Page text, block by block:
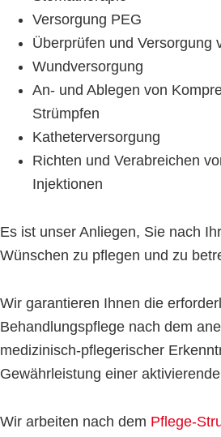
Versorgung PEG
Überprüfen und Versorgung
Wundversorgung
An- und Ablegen von
Strümpfen
Katheterversorgung
Richten und Verabreichen
Injektionen
Es ist unser Anliegen, Sie nach
Wünschen zu pflegen und zu
Wir garantieren Ihnen die
Behandlungspflege nach dem
medizinisch-pflegerischer
Gewährleistung einer
Wir arbeiten nach dem Pflege-